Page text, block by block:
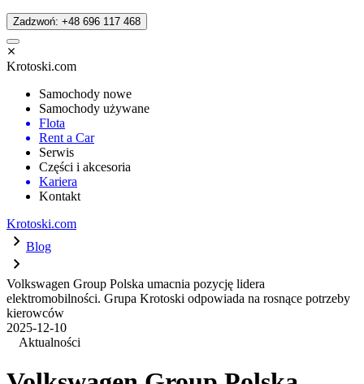
Zadzwoń: +48 696 117 468
Krotoski.com
Samochody nowe
Samochody używane
Flota
Rent a Car
Serwis
Części i akcesoria
Kariera
Kontakt
Krotoski.com
Blog
Volkswagen Group Polska umacnia pozycję lidera
elektromobilności. Grupa Krotoski odpowiada na rosnące potrzeby
kierowców
2025-12-10
Aktualności